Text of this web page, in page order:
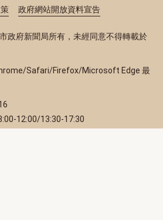
政府網站開放資料宣告
政府新聞局所有，未經同意不得轉載於
Safari/Firefox/Microsoft Edge 最
12:00/13:30-17:30